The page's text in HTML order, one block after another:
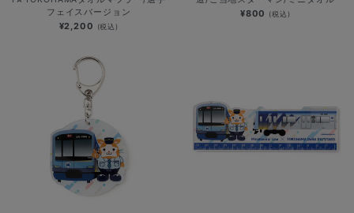
フェイスバージョン
¥2,200 (税込)
¥800 (税込)